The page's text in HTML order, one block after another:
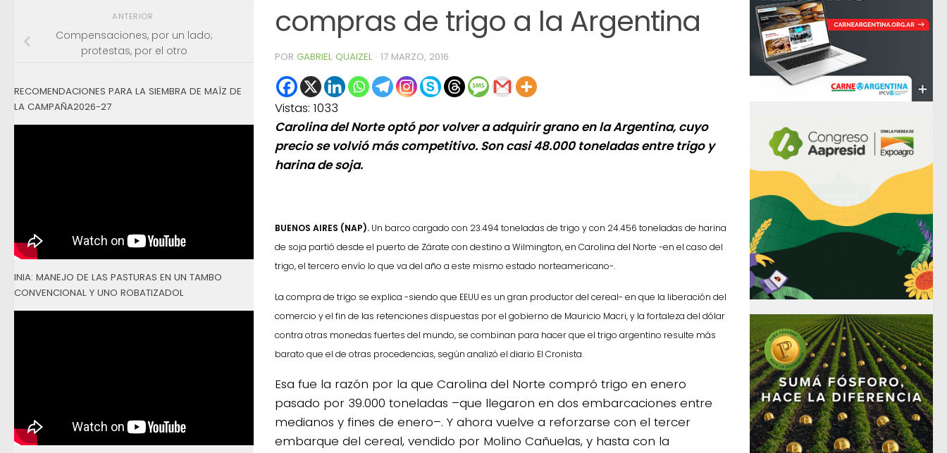
compras de trigo a la Argentina
POR GABRIEL QUAIZEL · 17 MARZO, 2016
Vistas: 1033
Carolina del Norte optó por volver a adquirir grano en la Argentina, cuyo
precio se volvió más competitivo. Son casi 48.000 toneladas entre trigo y
harina de soja.
BUENOS AIRES (NAP). Un barco cargado con 23.494 toneladas de trigo y con 24.456 toneladas de harina
de soja partió desde el puerto de Zárate con destino a Wilmington, en Carolina del Norte -en el caso del
trigo, el tercero envío lo que va del año a este mismo estado norteamericano-.
La compra de trigo se explica -siendo que EEUU es un gran productor del cereal- en que la liberación del
comercio y el fin de las retenciones dispuestas por el gobierno de Mauricio Macri, y la fortaleza del dólar
contra otras monedas fuertes del mundo, se combinan para hacer que el trigo argentino resulte más
barato que el de otras procedencias, según analizó el diario El Cronista.
Esa fue la razón por la que Carolina del Norte compró trigo en enero
pasado por 39.000 toneladas –que llegaron en dos embarcaciones entre
medianos y fines de enero–. Y ahora vuelve a reforzarse con el tercer
embarque del cereal, vendido por Molino Cañuelas, y hasta con la
ANTERIOR
Compensaciones, por un lado;
protestas, por el otro
RECOMENDACIONES PARA LA SIEMBRA DE MAÍZ DE
LA CAMPAÑA2026-27
INIA: MANEJO DE LAS PASTURAS EN UN TAMBO
CONVENCIONAL Y UNO ROBATIZADOL